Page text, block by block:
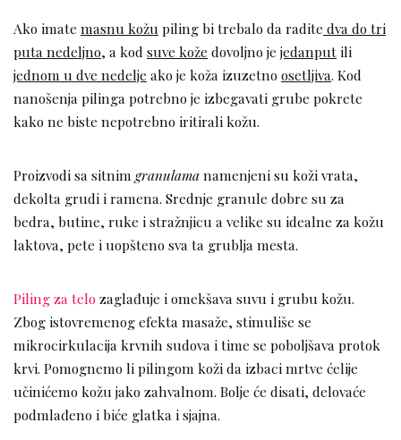
Ako imate masnu kožu piling bi trebalo da radite dva do tri
puta nedeljno, a kod suve kože dovoljno je jedanput ili
jednom u dve nedelje ako je koža izuzetnoosetljiva. Kod
nanošenja pilinga potrebno je izbegavati grube pokrete
kako ne biste nepotrebno iritirali kožu.
Proizvodi sa sitnim granulamanamenjeni su koži vrata,
dekolta grudi i ramena. Srednje granule dobre su za
bedra, butine, ruke i stražnjicu a velike su idealne za kožu
laktova, pete i uopšteno sva ta grublja mesta.
Piling za telozaglađuje i omekšava suvu i grubu kožu.
Zbog istovremenog efekta masaže, stimuliše se
mikrocirkulacija krvnih sudova i time se poboljšava protok
krvi. Pomognemo li pilingom koži da izbaci mrtve ćelije
učinićemo kožu jako zahvalnom. Bolje će disati, delovaće
podmlađeno i biće glatka i sjajna.